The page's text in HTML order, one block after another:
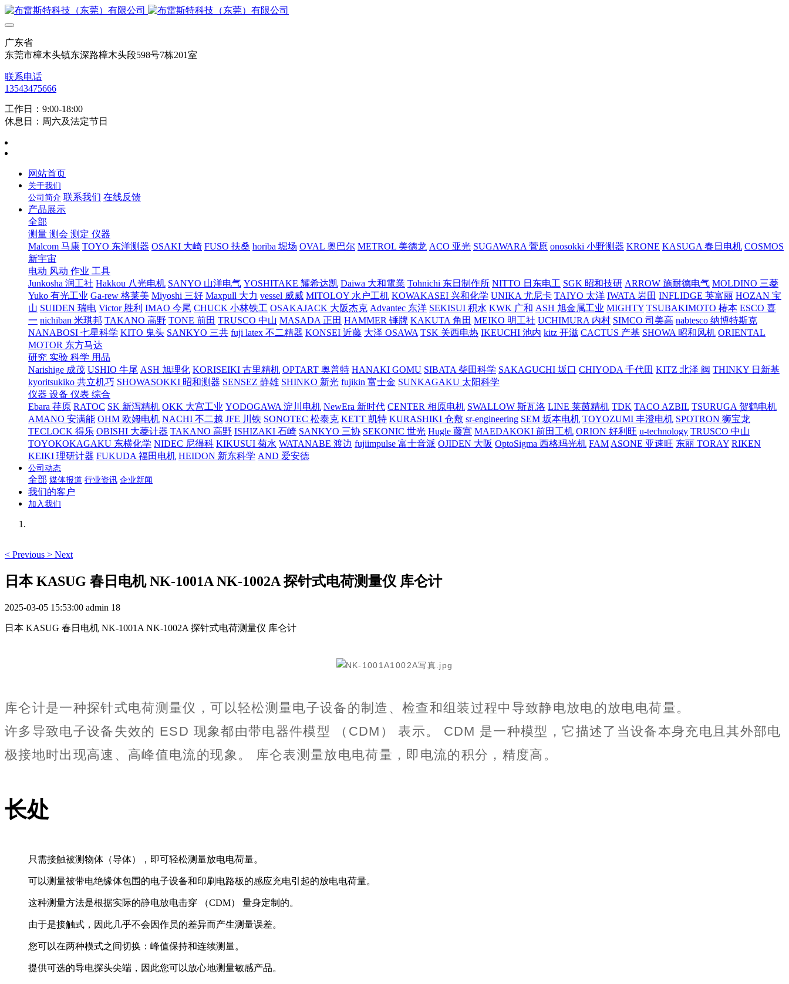
广东省
东莞市樟木头镇东深路樟木头段598号7栋201室
联系电话
13543475666
工作日：9:00-18:00
休息日：周六及法定节日
网站首页
关于我们
公司简介 联系我们 在线反馈
产品展示
全部
测量 测会 测定 仪器
Malcom 马康 TOYO 东洋测器 OSAKI 大崎 FUSO 扶桑 horiba 堀场 OVAL 奥巴尔 METROL 美德龙 ACO 亚光 SUGAWARA 菅原 onosokki 小野测器 KRONE KASUGA 春日电机 COSMOS
新宇宙
电动 风动 作业 工具
Junkosha 润工社 Hakkou 八光电机 SANYO 山洋电气 YOSHITAKE 耀希达凯 Daiwa 大和電業 Tohnichi 东日制作所 NITTO 日东电工 SGK 昭和技研 ARROW 施耐德电气 MOLDINO 三菱
Yuko 有光工业 Ga-rew 格莱美 Miyoshi 三好 Maxpull 大力 vessel 威威 MITOLOY 水户工机 KOWAKASEI 兴和化学 UNIKA 尤尼卡 TAIYO 太洋 IWATA 岩田 INFLIDGE 英富丽 HOZAN 宝
山 SUIDEN 瑞电 Victor 胜利 IMAO 今尾 CHUCK 小林铁工 OSAKAJACK 大阪杰克 Advantec 东洋 SEKISUI 积水 KWK 广和 ASH 旭金属工业 MIGHTY TSUBAKIMOTO 椿本 ESCO 喜
一 nichiban 米琪邦 TAKANO 高野 TONE 前田 TRUSCO 中山 MASADA 正田 HAMMER 锤牌 KAKUTA 角田 MEIKO 明工社 UCHIMURA 内村 SIMCO 司美高 nabtesco 纳博特斯克
NANABOSI 七星科学 KITO 鬼头 SANKYO 三共 fuji latex 不二精器 KONSEI 近藤 大泽 OSAWA TSK 关西电热 IKEUCHI 池内 kitz 开滋 CACTUS 产基 SHOWA 昭和风机 ORIENTAL
MOTOR 东方马达
研究 实验 科学 用品
Narishige 成茂 USHIO 牛尾 ASH 旭理化 KORISEIKI 古里精机 OPTART 奥普特 HANAKI GOMU SIBATA 柴田科学 SAKAGUCHI 坂口 CHIYODA 千代田 KITZ 北泽 阀 THINKY 日新基
kyoritsukiko 共立机巧 SHOWASOKKI 昭和测器 SENSEZ 静雄 SHINKO 新光 fujikin 富士金 SUNKAGAKU 太阳科学
仪器 设备 仪表 综合
Ebara 荏原 RATOC SK 新泻精机 OKK 大宫工业 YODOGAWA 淀川电机 NewEra 新时代 CENTER 相原电机 SWALLOW 斯瓦洛 LINE 莱茵精机 TDK TACO AZBIL TSURUGA 贺鹤电机
AMANO 安满能 OHM 欧姆电机 NACHI 不二越 JFE 川铁 SONOTEC 松泰克 KETT 凯特 KURASHIKI 仓敷 sr-engineering SEM 坂本电机 TOYOZUMI 丰澄电机 SPOTRON 狮宝龙
TECLOCK 得乐 OBISHI 大菱计器 TAKANO 高野 ISHIZAKI 石崎 SANKYO 三协 SEKONIC 世光 Hugle 藤宫 MAEDAKOKI 前田工机 ORION 好利旺 u-technology TRUSCO 中山
TOYOKOKAGAKU 东横化学 NIDEC 尼得科 KIKUSUI 菊水 WATANABE 渡边 fujiimpulse 富士音派 OJIDEN 大阪 OptoSigma 西格玛光机 FAM ASONE 亚速旺 东丽 TORAY RIKEN
KEIKI 理研计器 FUKUDA 福田电机 HEIDON 新东科学 AND 爱安德
公司动态
全部 媒体报道 行业资讯 企业新闻
我们的客户
加入我们
< Previous > Next
日本 KASUG 春日电机 NK-1001A NK-1002A 探针式电荷测量仪 库仑计
2025-03-05 15:53:00 admin 18
日本 KASUG 春日电机 NK-1001A NK-1002A 探针式电荷测量仪 库仑计
库仑计是一种探针式电荷测量仪，可以轻松测量电子设备的制造、检查和组装过程中导致静电放电的放电电荷量。
许多导致电子设备失效的 ESD 现象都由带电器件模型 （CDM） 表示。 CDM 是一种模型，它描述了当设备本身充电且其外部电
极接地时出现高速、高峰值电流的现象。 库仑表测量放电电荷量，即电流的积分，精度高。
长处
只需接触被测物体（导体），即可轻松测量放电电荷量。
可以测量被带电绝缘体包围的电子设备和印刷电路板的感应充电引起的放电电荷量。
这种测量方法是根据实际的静电放电击穿 （CDM） 量身定制的。
由于是接触式，因此几乎不会因作员的差异而产生测量误差。
您可以在两种模式之间切换：峰值保持和连续测量。
提供可选的导电探头尖端，因此您可以放心地测量敏感产品。